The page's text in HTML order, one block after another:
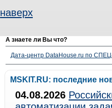
наверх
А знаете ли Вы что?
Дата-центр DataHouse.ru по
MSKIT.RU: последние
04.08.2026